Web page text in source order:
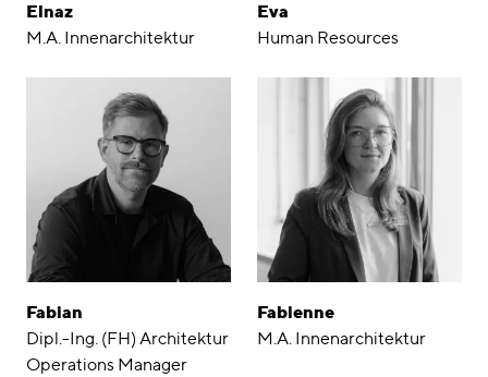
Elnaz
M.A. Innenarchitektur
Eva
Human Resources
Fabian
Dipl.-Ing. (FH) Architektur
Operations Manager
Fabienne
M.A. Innenarchitektur